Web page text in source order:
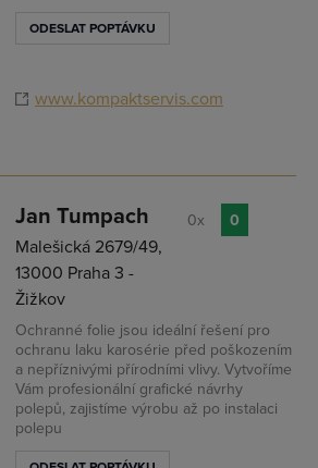
ODESLAT POPTÁVKU
www.kompaktservis.com
Jan Tumpach
Malešická 2679/49,
13000 Praha 3 -
Žižkov
Ochranné folie jsou ideální řešení pro
ochranu laku karosérie před poškozením
a nepříznivými přírodními vlivy. Vytvoříme
Vám profesionální grafické návrhy
polepů, zajistíme výrobu až po instalaci
polepu
0x 0
Přihlásit se